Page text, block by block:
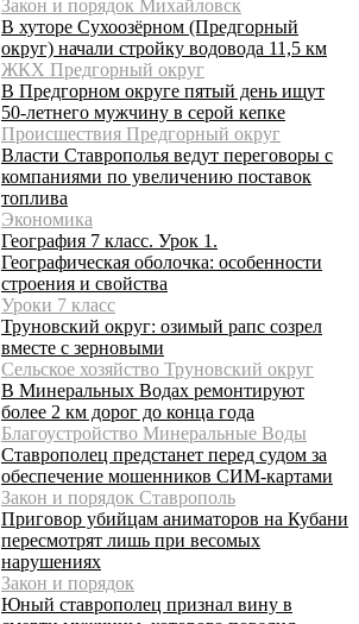
Закон и порядок Михайловск
В хуторе Сухоозёрном (Предгорный
округ) начали стройку водовода 11,5 км
ЖКХ Предгорный округ
В Предгорном округе пятый день ищут
50-летнего мужчину в серой кепке
Происшествия Предгорный округ
Власти Ставрополья ведут переговоры с
компаниями по увеличению поставок
топлива
Экономика
География 7 класс. Урок 1.
Географическая оболочка: особенности
строения и свойства
Уроки 7 класс
Труновский округ: озимый рапс созрел
вместе с зерновыми
Сельское хозяйство Труновский округ
В Минеральных Водах ремонтируют
более 2 км дорог до конца года
Благоустройство Минеральные Воды
Ставрополец предстанет перед судом за
обеспечение мошенников СИМ-картами
Закон и порядок Ставрополь
Приговор убийцам аниматоров на Кубани
пересмотрят лишь при весомых
нарушениях
Закон и порядок
Юный ставрополец признал вину в